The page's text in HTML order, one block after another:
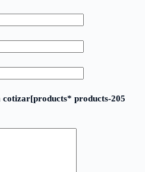
cotizar[products* products-205